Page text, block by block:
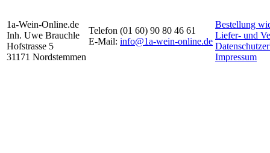
1a-Wein-Online.de
Inh. Uwe Brauchle
Hofstrasse 5
31171 Nordstemmen
Telefon (01 60) 90 80 46 61
E-Mail: info@1a-wein-online.de
Bestellung
Liefer- und
Impressum